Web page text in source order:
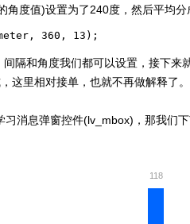
角度值)设置为了240度，然后平均
360, 13);
隔和角度我们都可以设置，接下来
这里相对接单，也就不再做解释了。
消息弹窗控件(lv_mbox)，那我们
118